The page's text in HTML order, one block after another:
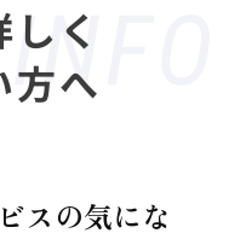
く
方へ
スの気にな